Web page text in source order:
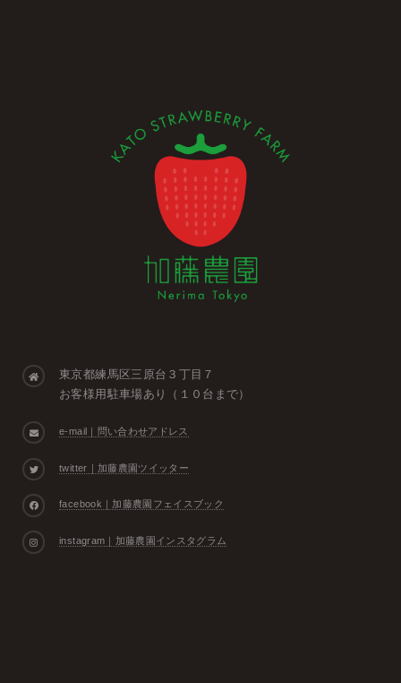
東京都練馬区三原台３丁目７
お客様用駐車場あり（１０台まで）
e-mail｜問い合わせアドレス
twitter｜加藤農園ツイッター
facebook｜加藤農園フェイスブック
instagram｜加藤農園インスタグラム